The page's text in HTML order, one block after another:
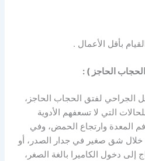
بأقل الأعمال .
الحجاب الحاجز ) :
الجراحي لفتق الحجاب الحاجز،
التي لا تسعفهم الأدوية
المعدة وارتجاع الحمض، وفي
خلال شق صغير في جدار الصدر، أو
دخول الكاميرا بالغة الصغر،